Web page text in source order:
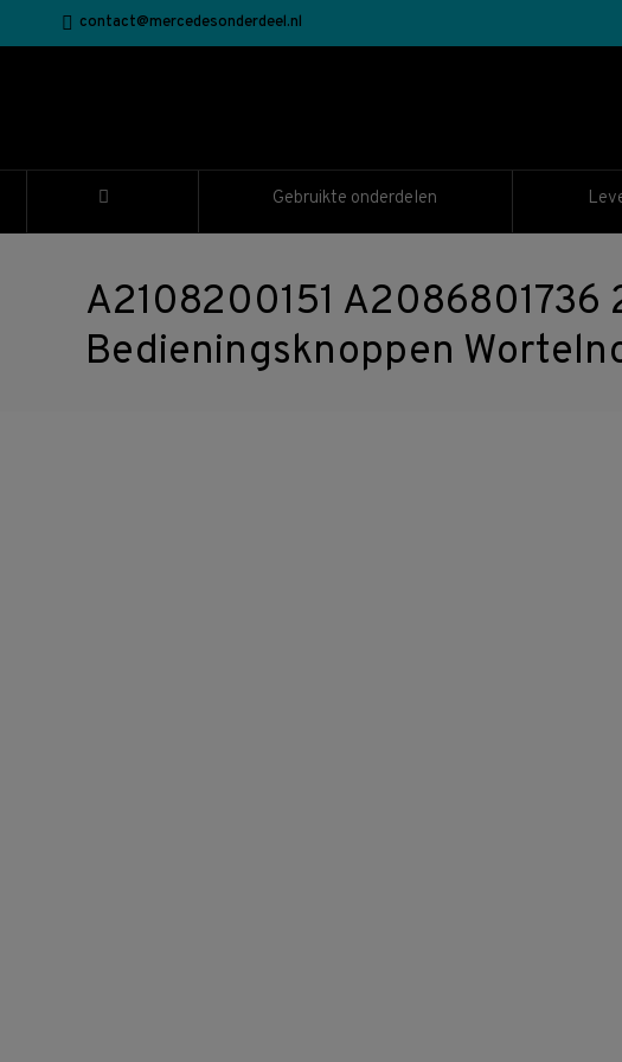
contact@mercedesonderdeel.nl
Gebruikte onderdelen
A2108200151 A2086801736
Bedieningsknoppen